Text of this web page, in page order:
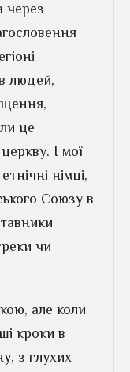
через
людей,
це
І мої
німці,
Союзу в
чи
але коли
кроки в
з глухих